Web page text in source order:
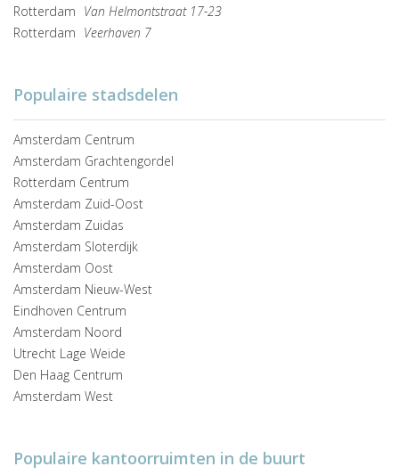
Rotterdam Van Helmontstraat 17-23
Rotterdam Veerhaven 7
Populaire stadsdelen
Amsterdam Centrum
Amsterdam Grachtengordel
Rotterdam Centrum
Amsterdam Zuid-Oost
Amsterdam Zuidas
Amsterdam Sloterdijk
Amsterdam Oost
Amsterdam Nieuw-West
Eindhoven Centrum
Amsterdam Noord
Utrecht Lage Weide
Den Haag Centrum
Amsterdam West
Populaire kantoorruimten in de buurt